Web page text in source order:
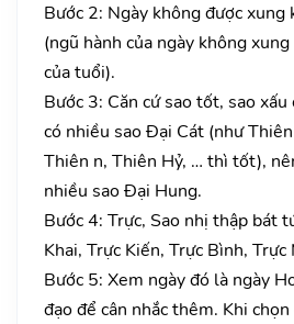
Bước 2: Ngày không được xung
(ngũ hành của ngày không
của tuổi).
Bước 3: Căn cứ sao tốt, sao xấu
có nhiều sao Đại Cát (như
Thiên n, Thiên Hỷ, … thì tốt),
nhiều sao Đại Hung.
Bước 4: Trực, Sao nhị thập bát
Khai, Trực Kiến, Trực Bình,
Bước 5: Xem ngày đó là ngày
đạo để cân nhắc thêm. Khi